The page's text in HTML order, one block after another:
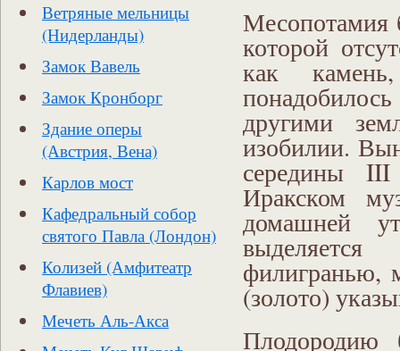
Ветряные мельницы
(Нидерланды)
Замок Вавель
Замок Кронборг
Здание оперы
(Австрия, Вена)
Карлов мост
Кафедральный собор
святого Павла (Лондон)
Колизей (Амфитеатр
Флавиев)
Мечеть Аль-Акса
Месопотамия
которой
как
другими
изобилии.
середины
Иракском
домашней
филигранью,
(золото)
Плодородию